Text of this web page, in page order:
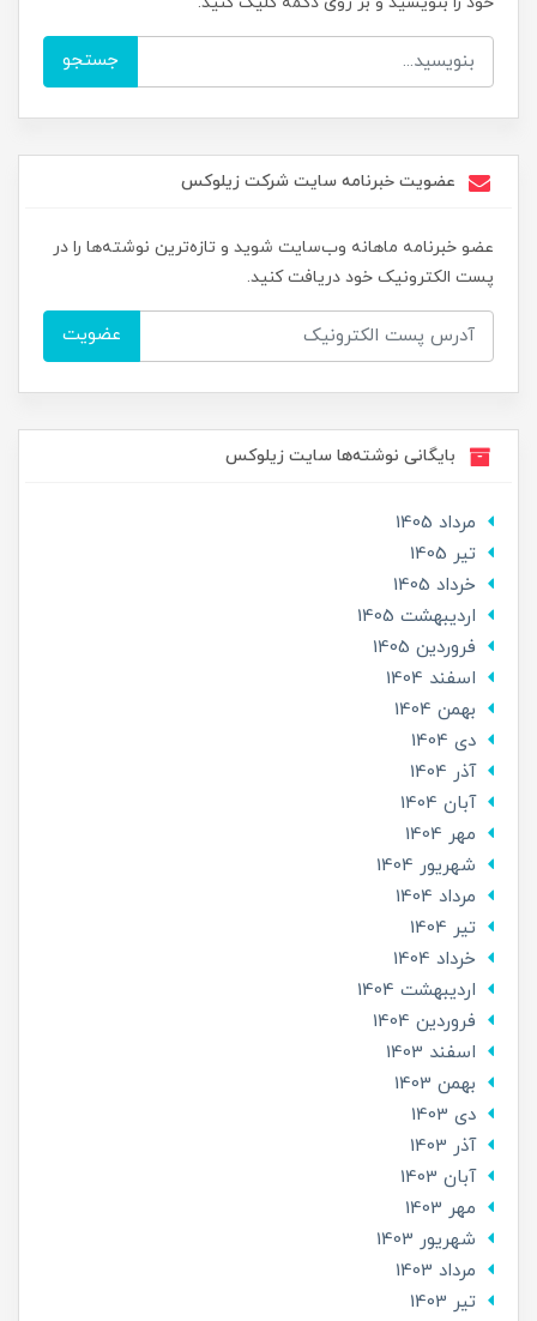
جستجو
عضویت خبرنامه سایت شرکت زیلوکس
عضو خبرنامه ماهانه وب‌سایت شوید و تازه‌ترین نوشته‌ها را در
پست الکترونیک خود دریافت کنید.
عضویت
بایگانی نوشته‌ها سایت زیلوکس
مرداد 1405
تير 1405
خرداد 1405
ارديبهشت 1405
فروردین 1405
اسفند 1404
بهمن 1404
دی 1404
آذر 1404
آبان 1404
مهر 1404
شهریور 1404
مرداد 1404
تير 1404
خرداد 1404
ارديبهشت 1404
فروردین 1404
اسفند 1403
بهمن 1403
دی 1403
آذر 1403
آبان 1403
مهر 1403
شهریور 1403
مرداد 1403
تير 1403